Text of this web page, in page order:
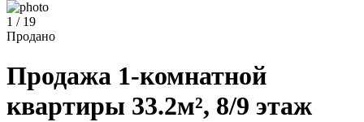
1 / 19
Продано
Продажа 1-комнатной
квартиры 33.2м², 8/9 этаж